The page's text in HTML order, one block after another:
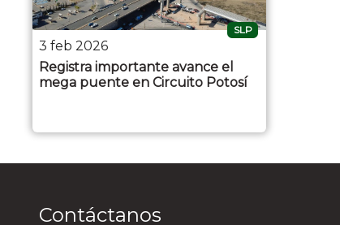
SLP
3 feb 2026
Registra importante avance el
mega puente en Circuito Potosí
Contáctanos